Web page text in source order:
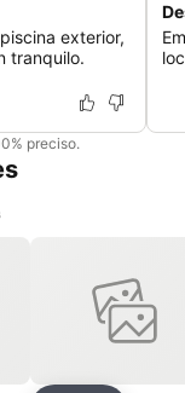
exterior,
tranquilo.
preciso.